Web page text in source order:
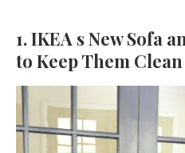
1. IKEA s New Sofa
to Keep Them Clean